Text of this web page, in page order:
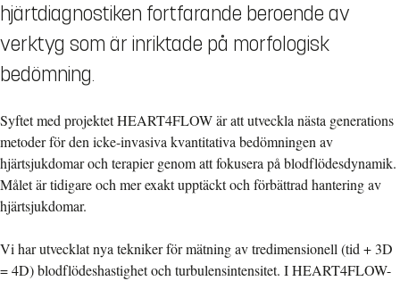
hjärtdiagnostiken fortfarande beroende av
verktyg som är inriktade på morfologisk
bedömning.
Syftet med projektet HEART4FLOW är att utveckla nästa generations
metoder för den icke-invasiva kvantitativa bedömningen av
hjärtsjukdomar och terapier genom att fokusera på blodflödesdynamik.
Målet är tidigare och mer exakt upptäckt och förbättrad hantering av
hjärtsjukdomar.
Vi har utvecklat nya tekniker för mätning av tredimensionell (tid + 3D
= 4D) blodflödeshastighet och turbulensintensitet. I HEART4FLOW-